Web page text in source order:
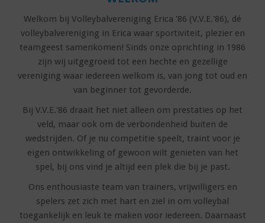
Welkom bij Volleybalvereniging Erica '86 (V.V.E.'86), dé
volleybalvereniging in Erica waar sportiviteit, plezier en
teamgeest samenkomen! Sinds onze oprichting in 1986
zijn wij uitgegroeid tot een hechte en gezellige
vereniging waar iedereen welkom is, van jong tot oud en
van beginner tot gevorderde.
Bij V.V.E.'86 draait het niet alleen om prestaties op het
veld, maar ook om de verbondenheid buiten de
wedstrijden. Of je nu competitie speelt, traint voor je
eigen ontwikkeling of gewoon wilt genieten van het
spel, bij ons vind je altijd een plek die bij je past.
Ons enthousiaste team van trainers, vrijwilligers en
spelers zet zich met hart en ziel in om volleybal
toegankelijk en leuk te maken voor iedereen. Daarnaast